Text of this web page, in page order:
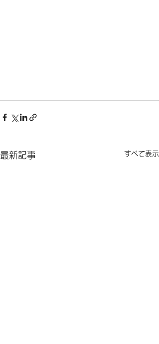
最新記事 すべて表示